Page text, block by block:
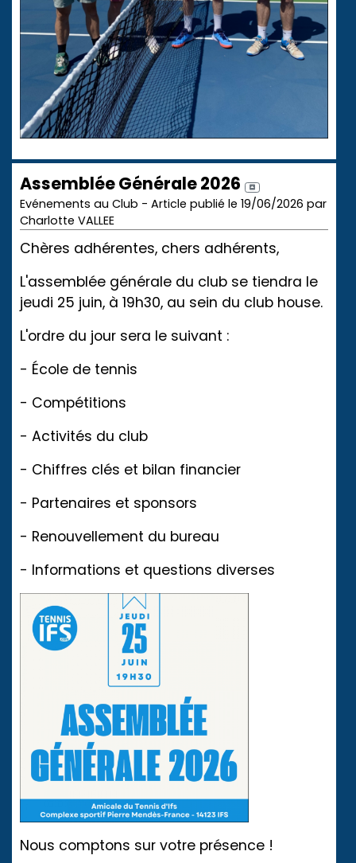
Assemblée Générale 2026
Evénements au Club - Article publié le 19/06/2026 par
Charlotte VALLEE
Chères adhérentes, chers adhérents,
L'assemblée générale du club se tiendra le
jeudi 25 juin, à 19h30, au sein du club house.
L'ordre du jour sera le suivant :
- École de tennis
- Compétitions
- Activités du club
- Chiffres clés et bilan financier
- Partenaires et sponsors
- Renouvellement du bureau
- Informations et questions diverses
Nous comptons sur votre présence !